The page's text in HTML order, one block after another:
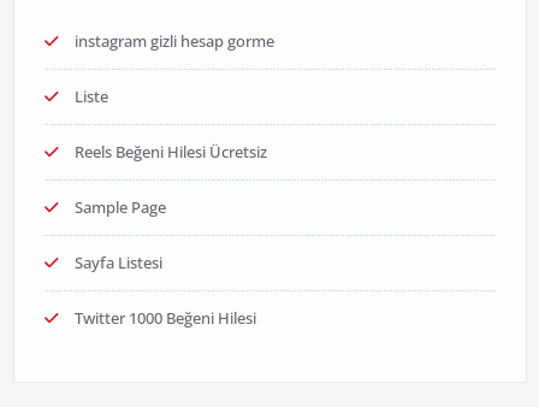
instagram gizli hesap gorme
Liste
Reels Beğeni Hilesi Ücretsiz
Sample Page
Sayfa Listesi
Twitter 1000 Beğeni Hilesi